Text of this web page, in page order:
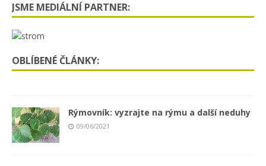
JSME MEDIÁLNÍ PARTNER:
OBLÍBENÉ ČLÁNKY:
Rýmovník: vyzrajte na rýmu a další neduhy
09/06/2021